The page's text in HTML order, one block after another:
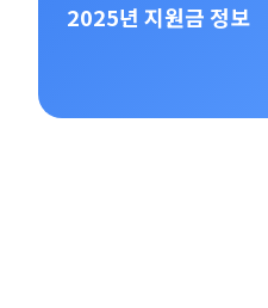
2025년 지원금 정보